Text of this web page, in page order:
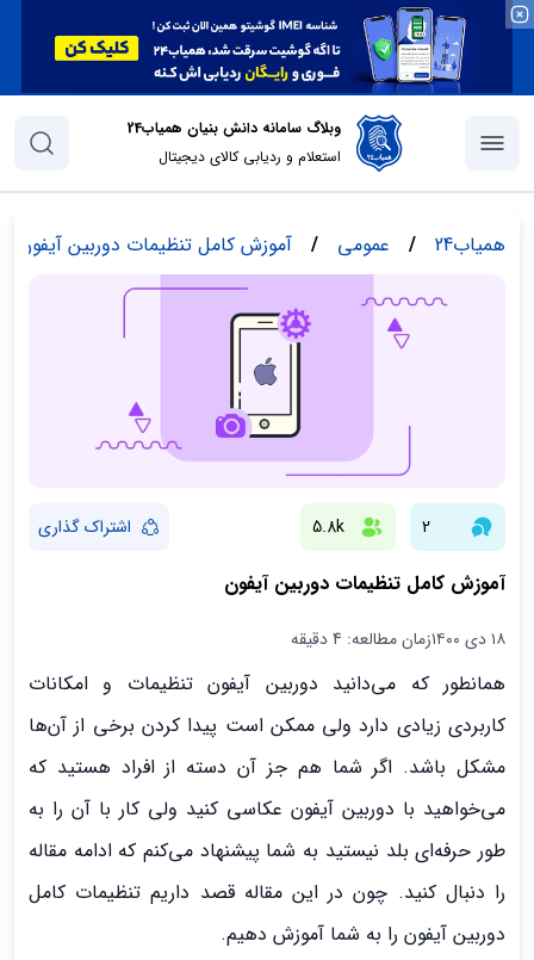
وبلاگ سامانه دانش بنیان همیاب24
استعلام و ردیابی کالای دیجیتال
همیاب24 / عمومی / آموزش کامل تنظیمات دوربین آیفون
2
5.8k اشتراک گذاری
آموزش کامل تنظیمات دوربین آیفون
۱۸ دی ۱۴۰۰ زمان مطالعه: 4 دقیقه
همانطور که می‌دانید دوربین آیفون تنظیمات و امکانات
کاربردی زیادی دارد ولی ممکن است پیدا کردن برخی از آن‌ها
مشکل باشد. اگر شما هم جز آن دسته از افراد هستید که
می‌خواهید با دوربین آیفون عکاسی کنید ولی کار با آن را به
طور حرفه‌ای بلد نیستید به شما پیشنهاد می‌کنم که ادامه مقاله
را دنبال کنید. چون در این مقاله قصد داریم تنظیمات کامل
دوربین آیفون را به شما آموزش دهیم.